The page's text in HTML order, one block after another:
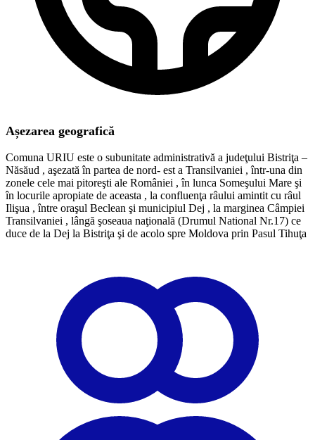
Așezarea geografică
Comuna URIU este o subunitate administrativă a judeţului Bistriţa –
Năsăud , aşezată în partea de nord- est a Transilvaniei , într-una din
zonele cele mai pitoreşti ale României , în lunca Someşului Mare şi
în locurile apropiate de aceasta , la confluenţa râului amintit cu râul
Ilişua , între oraşul Beclean şi municipiul Dej , la marginea Câmpiei
Transilvaniei , lângă şoseaua naţională (Drumul National Nr.17) ce
duce de la Dej la Bistriţa şi de acolo spre Moldova prin Pasul Tihuţa